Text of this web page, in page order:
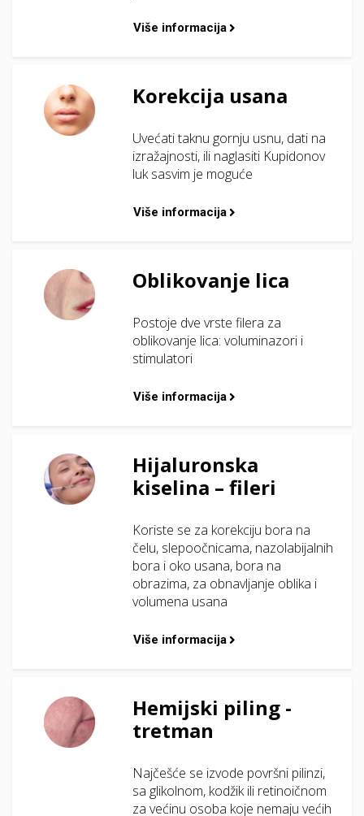
Više informacija
Korekcija usana
Uvećati taknu gornju usnu, dati na
izražajnosti, ili naglasiti Kupidonov
luk sasvim je moguće
Više informacija
Oblikovanje lica
Postoje dve vrste filera za
oblikovanje lica: voluminazori i
stimulatori
Više informacija
Hijaluronska
kiselina – fileri
Koriste se za korekciju bora na
čelu, slepoočnicama, nazolabijalnih
bora i oko usana, bora na
obrazima, za obnavljanje oblika i
volumena usana
Više informacija
Hemijski piling -
tretman
Najčešće se izvode površni pilinzi,
sa glikolnom, kodžik ili retinoičnom
za većinu osoba koje nemaju većih